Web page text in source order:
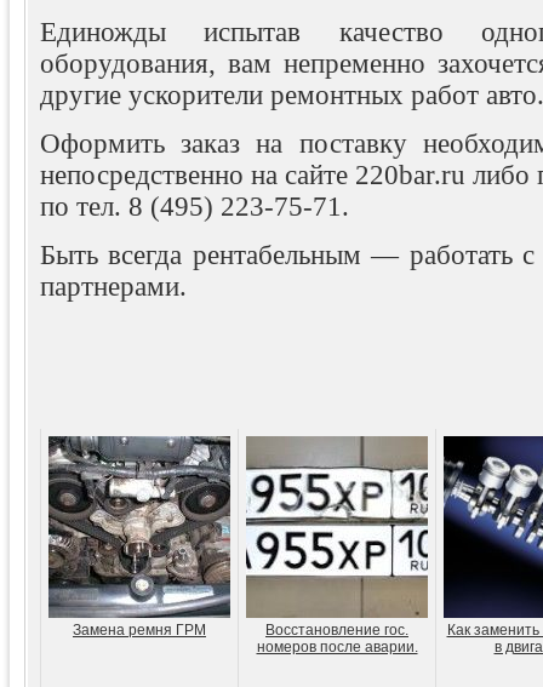
Единожды испытав качество
оборудования, вам непременно
другие ускорители ремонтных работ авто.
Оформить заказ на поставку
непосредственно на сайте 220bar.ru
по тел. 8 (495) 223-75-71.
Быть всегда рентабельным — работать
партнерами.
Замена ремня ГРМ
Восстановление гос.
номеров после аварии.
Как
в